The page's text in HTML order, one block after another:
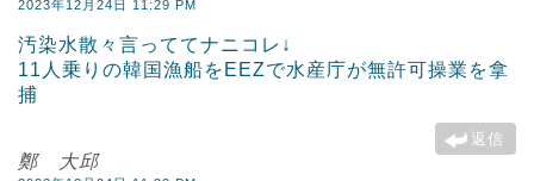
2023年12月24日 11:29 PM
汚染水散々言っててナニコレ↓
11人乗りの韓国漁船をEEZで水産庁が無許可操業を拿
捕
返信
鄭 大邱